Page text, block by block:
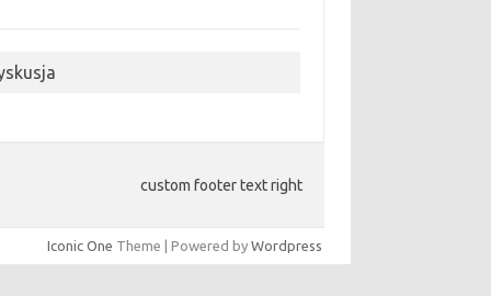
custom footer text right
Iconic One Theme | Powered by Wordpress